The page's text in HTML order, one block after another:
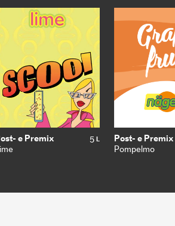
e Premix 5 Post- e Premix
Pompelmo